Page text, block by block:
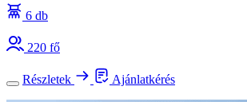
6 db
220 fő
Részletek Ajánlatkérés